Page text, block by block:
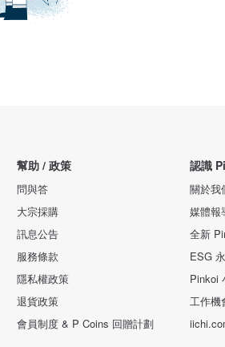
幫助 / 政策
問與答
大宗採購
訊息公告
服務條款
隱私權政策
退貨政策
會員制度 & P Coins 回贈計劃
認識
關於我
媒體報
全新
ESG
Pinkoi
工作機